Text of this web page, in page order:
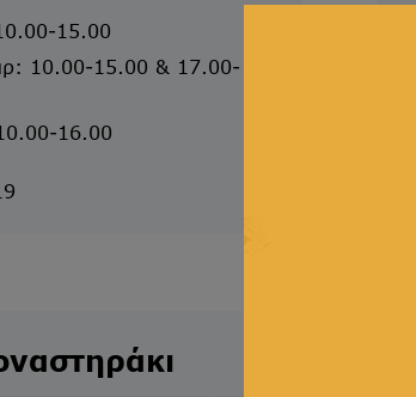
15.00
10.00-15.00 & 17.00-
16.00